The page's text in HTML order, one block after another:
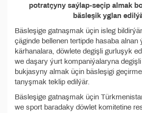
potratçyny saýlap-seçip almak
bäsleşik yglan
Bäsleşige gatnaşmak üçin isleg
çäginde bellenen tertipde hasaba alnan
kärhanalara, döwlete degişli gurluşyk
we daşary ýurt kompaniýalaryna
bukjasyny almak üçin bäsleşigi
tanyşmak teklip edilýär.
Bäsleşige gatnaşmak üçin
we sport baradaky döwlet komitetine